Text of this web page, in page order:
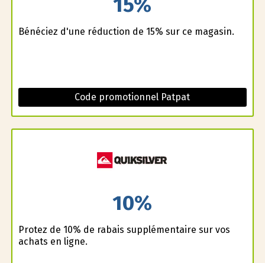
Bénéficiez d'une réduction de 15% sur ce magasin.
Code promotionnel Patpat
10%
Profitez de 10% de rabais supplémentaire sur vos
achats en ligne.